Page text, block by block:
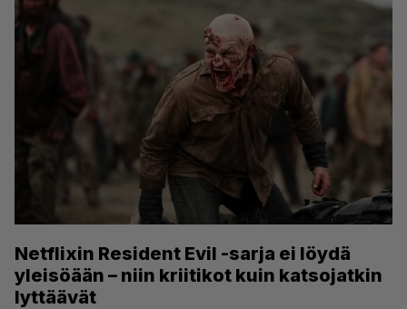
Netflixin Resident Evil -sarja ei löydä
yleisöään – niin kriitikot kuin katsojatkin
lyttäävät